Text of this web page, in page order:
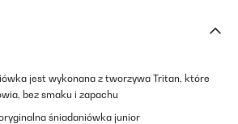
jest wykonana z tworzywa Tritan, które
bez smaku i zapachu
śniadaniówka junior